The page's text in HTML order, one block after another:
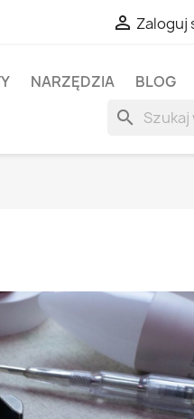
 Zaloguj
NARZĘDZIA BLOG
search